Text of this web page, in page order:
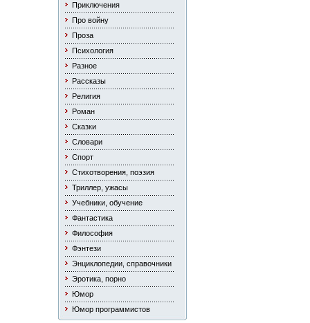
Приключения
Про войну
Проза
Психология
Разное
Рассказы
Религия
Роман
Сказки
Словари
Спорт
Стихотворения, поэзия
Триллер, ужасы
Учебники, обучение
Фантастика
Философия
Фэнтези
Энциклопедии, справочники
Эротика, порно
Юмор
Юмор программистов